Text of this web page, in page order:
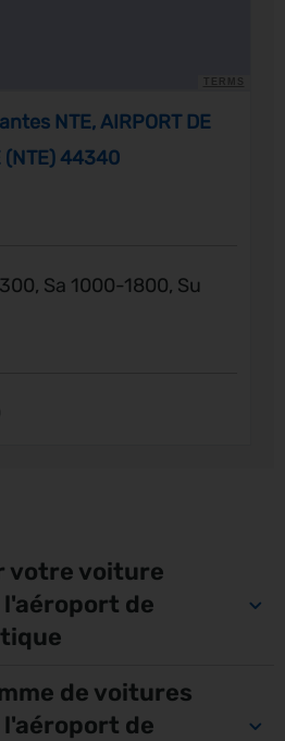
NTE, AIRPORT DE
(NTE) 44340
Sa 1000-1800, Su
votre voiture
de
de voitures
de